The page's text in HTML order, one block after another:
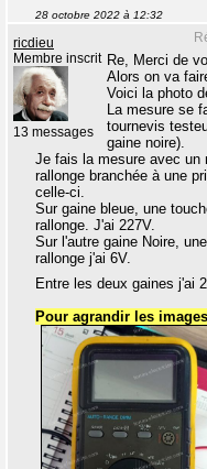
28 octobre 2022 à 12:32
ricdieu
Membre inscrit
13 messages
Re, Merci de
Alors on va
Voici la photo
La mesure se
tournevis
gaine noire).
Je fais la mesure avec un
rallonge branchée à une
celle-ci.
Sur gaine bleue, une
rallonge. J'ai 227V.
Sur l'autre gaine Noire,
rallonge j'ai 6V.
Entre les deux gaines j'ai
Pour agrandir les